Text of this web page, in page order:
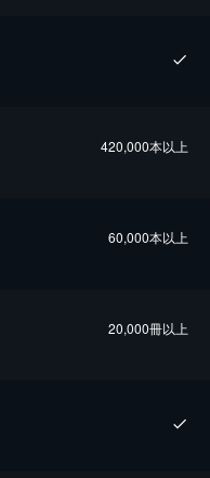
420,000本以上
60,000本以上
20,000冊以上